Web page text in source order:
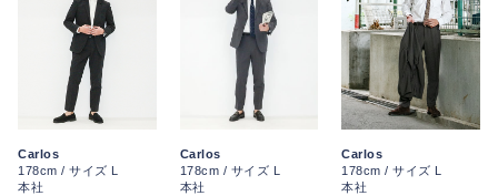
Carlos
178cm / サイズ L
本社
Carlos
178cm / サイズ L
本社
Carlos
178cm / サイズ L
本社